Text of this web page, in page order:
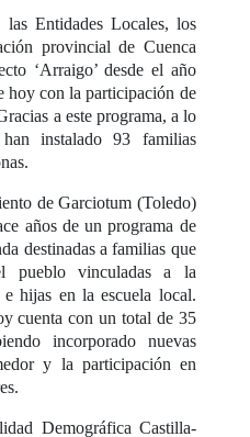
Entidades Locales, los
provincial de Cuenca
‘Arraigo’ desde el año
hoy con la participación de
a este programa, a lo
instalado 93 familias
de Garciotum (Toledo)
años de un programa de
destinadas a familias que
pueblo vinculadas a la
hijas en la escuela local.
cuenta con un total de 35
incorporado nuevas
y la participación en
Demográfica Castilla-